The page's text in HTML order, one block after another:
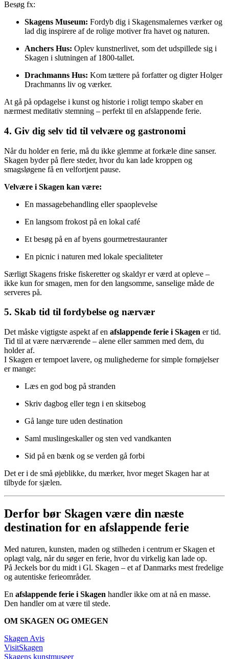
Besøg fx:
Skagens Museum: Fordyb dig i Skagensmalernes værker og
lad dig inspirere af de rolige motiver fra havet og naturen.
Anchers Hus: Oplev kunstnerlivet, som det udspillede sig i
Skagen i slutningen af 1800-tallet.
Drachmanns Hus: Kom tættere på forfatter og digter Holger
Drachmanns liv og værker.
At gå på opdagelse i kunst og historie i roligt tempo skaber en
nærmest meditativ stemning – perfekt til en afslappende ferie.
4. Giv dig selv tid til velvære og gastronomi
Når du holder en ferie, må du ikke glemme at forkæle dine sanser.
Skagen byder på flere steder, hvor du kan lade kroppen og
smagsløgene få en velfortjent pause.
Velvære i Skagen kan være:
En massagebehandling eller spaoplevelse
En langsom frokost på en lokal café
Et besøg på en af byens gourmetrestauranter
En picnic i naturen med lokale specialiteter
Særligt Skagens friske fiskeretter og skaldyr er værd at opleve –
ikke kun for smagen, men for den langsomme, sanselige måde de
serveres på.
5. Skab tid til fordybelse og nærvær
Det måske vigtigste aspekt af en afslappende ferie i Skagen er tid.
Tid til at være nærværende – alene eller sammen med dem, du
holder af.
I Skagen er tempoet lavere, og mulighederne for simple fornøjelser
er mange:
Læs en god bog på stranden
Skriv dagbog eller tegn i en skitsebog
Gå lange ture uden destination
Saml muslingeskaller og sten ved vandkanten
Sid på en bænk og se verden gå forbi
Det er i de små øjeblikke, du mærker, hvor meget Skagen har at
tilbyde for sjælen.
Derfor bør Skagen være din næste
destination for en afslappende ferie
Med naturen, kunsten, maden og stilheden i centrum er Skagen et
oplagt valg, når du søger en ferie, hvor du virkelig kan lade op.
På Jeckels bor du midt i Gl. Skagen – et af Danmarks mest fredelige
og autentiske ferieområder.
En afslappende ferie i Skagen handler ikke om at nå en masse.
Den handler om at være til stede.
OM SKAGEN OG OMEGEN
Skagen Avis
VisitSkagen
Skagens kunstmuseer